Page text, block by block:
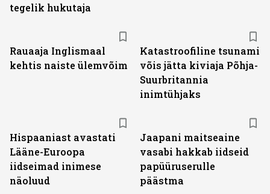
tegelik hukutaja
Rauaaja Inglismaal
kehtis naiste ülemvõim
Katastroofiline tsunami
võis jätta kiviaja Põhja-
Suurbritannia
inimtühjaks
Hispaaniast avastati
Lääne-Euroopa
iidseimad inimese
näoluud
Jaapani maitseaine
vasabi hakkab iidseid
papüüruserulle
päästma